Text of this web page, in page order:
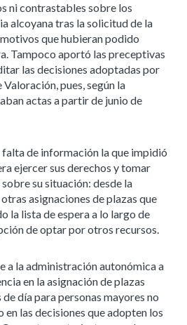
ni contrastables sobre los
alcoyana tras la solicitud de la
que hubieran podido
Tampoco aportó las preceptivas
las decisiones adoptadas por
pues, según la
actas a partir de junio de
falta de información la que impidió
ejercer sus derechos y tomar
su situación: desde la
asignaciones de plazas que
la lista de espera a lo largo de
de optar por otros recursos.
a la administración autonómica a
en la asignación de plazas
día para personas mayores no
en las decisiones que adopten los